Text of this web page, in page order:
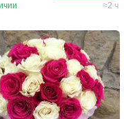
2 ч